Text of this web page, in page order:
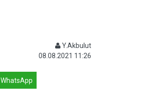
Y.Akbulut
08.08.2021 11:26
WhatsApp